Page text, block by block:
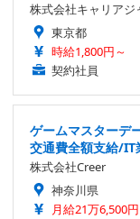
株式会社キャリアジ
東京都
時給1,800円～
契約社員
ゲームマスターデ
交通費全額支給/IT
株式会社Creer
神奈川県
月給21万6,500